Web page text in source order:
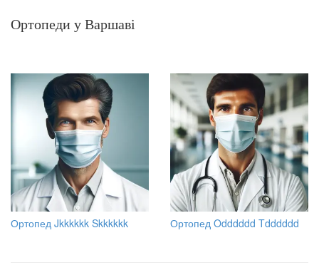
Ортопеди у Варшаві
Ортопед Jkkkkkk Skkkkkk Ортопед Odddddd Tdddddd